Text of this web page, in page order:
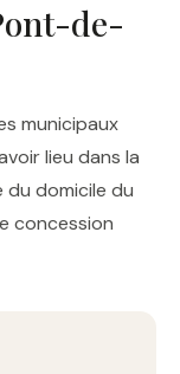
de-
municipaux
lieu dans la
du domicile du
concession